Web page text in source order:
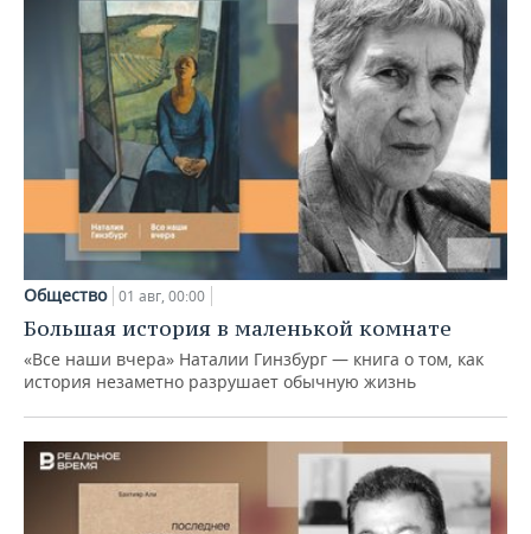
Общество 01 авг, 00:00
Большая история в маленькой комнате
«Все наши вчера» Наталии Гинзбург — книга о том, как
история незаметно разрушает обычную жизнь